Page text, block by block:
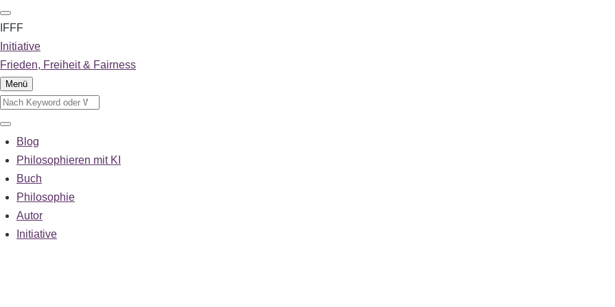
Direkt
zum
Inhalt
IFFF
Initiative
Frieden, Freiheit & Fairness
Menü
Suche
Suche
Main
navigation
Blog
Philosophieren mit KI
Buch
Philosophie
Autor
Initiative